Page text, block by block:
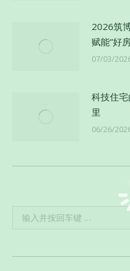
2026筑
赋能”好
07/03/
科技住
里
06/26/
Search: